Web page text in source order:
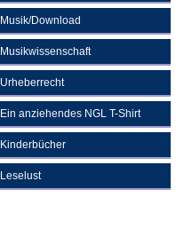
Musik/Download
Musikwissenschaft
Urheberrecht
Ein anziehendes NGL T-Shirt
Kinderbücher
Leselust